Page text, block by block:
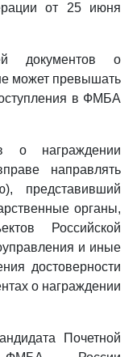
от 25 июня
документов о
может превышать
в ФМБА
о награждении
направлять
представивший
органы,
Российской
и иные
достоверности
о награждении
Почетной